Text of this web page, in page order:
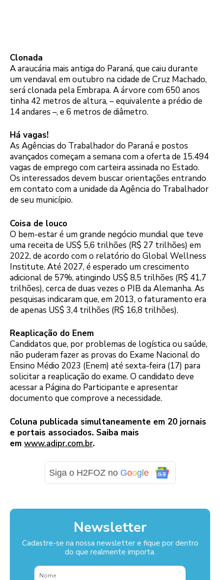
Clonada
A araucária mais antiga do Paraná, que caiu durante
um vendaval em outubro na cidade de Cruz Machado,
será clonada pela Embrapa. A árvore com 650 anos
tinha 42 metros de altura, – equivalente a prédio de
14 andares –, e 6 metros de diâmetro.
Há vagas!
As Agências do Trabalhador do Paraná e postos
avançados começam a semana com a oferta de 15.494
vagas de emprego com carteira assinada no Estado.
Os interessados devem buscar orientações entrando
em contato com a unidade da Agência do Trabalhador
de seu município.
Coisa de louco
O bem-estar é um grande negócio mundial que teve
uma receita de US$ 5,6 trilhões (R$ 27 trilhões) em
2022, de acordo com o relatório do Global Wellness
Institute. Até 2027, é esperado um crescimento
adicional de 57%, atingindo US$ 8,5 trilhões (R$ 41,7
trilhões), cerca de duas vezes o PIB da Alemanha. As
pesquisas indicaram que, em 2013, o faturamento era
de apenas US$ 3,4 trilhões (R$ 16,8 trilhões).
Reaplicação do Enem
Candidatos que, por problemas de logística ou saúde,
não puderam fazer as provas do Exame Nacional do
Ensino Médio 2023 (Enem) até sexta-feira (17) para
solicitar a reaplicação do exame. O candidato deve
acessar a Página do Participante e apresentar
documento que comprove a necessidade.
Coluna publicada simultaneamente em 20 jornais
e portais associados. Saiba mais
em www.adipr.com.br.
Siga o H2FOZ no Goog e
Newsletter
Cadastre-se na nossa newsletter e fique por dentro
do que realmente importa.